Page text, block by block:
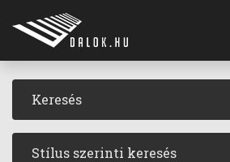
Stílus szerinti keresés